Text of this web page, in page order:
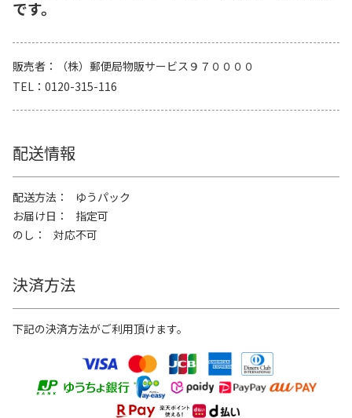
です。
販売者
（株）郵便局物販サービス９７００００
TEL
0120-315-116
配送情報
配送方法
ゆうパック
お届け日
指定可
のし
対応不可
決済方法
下記の決済方法がご利用頂けます。